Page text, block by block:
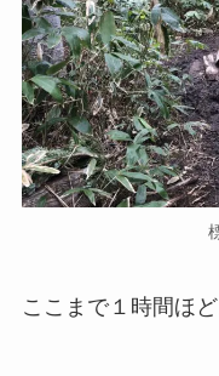
ここまで１時間ほど